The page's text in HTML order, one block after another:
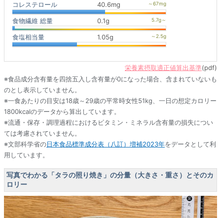
コレステロール
40.6mg
食物繊維 総量 0.1g
食塩相当量 1.05g
栄養素摂取適正値算出基準(pdf)
※食品成分含有量を四捨五入し含有量が0になった場合、含まれていないも
のとし表示していません。
※一食あたりの目安は18歳～29歳の平常時女性51kg、一日の想定カロリー
1800kcalのデータから算出しています。
※流通・保存・調理過程におけるビタミン・ミネラル含有量の損失につい
ては考慮されていません。
※文部科学省の日本食品標準成分表（八訂）増補2023年をデータとして利
用しています。
写真でわかる「タラの照り焼き」の分量（大きさ・重さ）とそのカ
ロリー